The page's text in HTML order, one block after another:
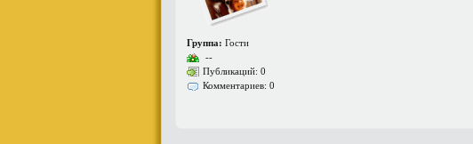
Группа: Гости
--
Публикаций: 0
Комментариев: 0